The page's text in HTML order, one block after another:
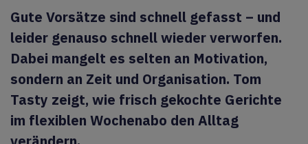
Gute Vorsätze sind schnell gefasst – und
leider genauso schnell wieder verworfen.
Dabei mangelt es selten an Motivation,
sondern an Zeit und Organisation. Tom
Tasty zeigt, wie frisch gekochte Gerichte
im flexiblen Wochenabo den Alltag